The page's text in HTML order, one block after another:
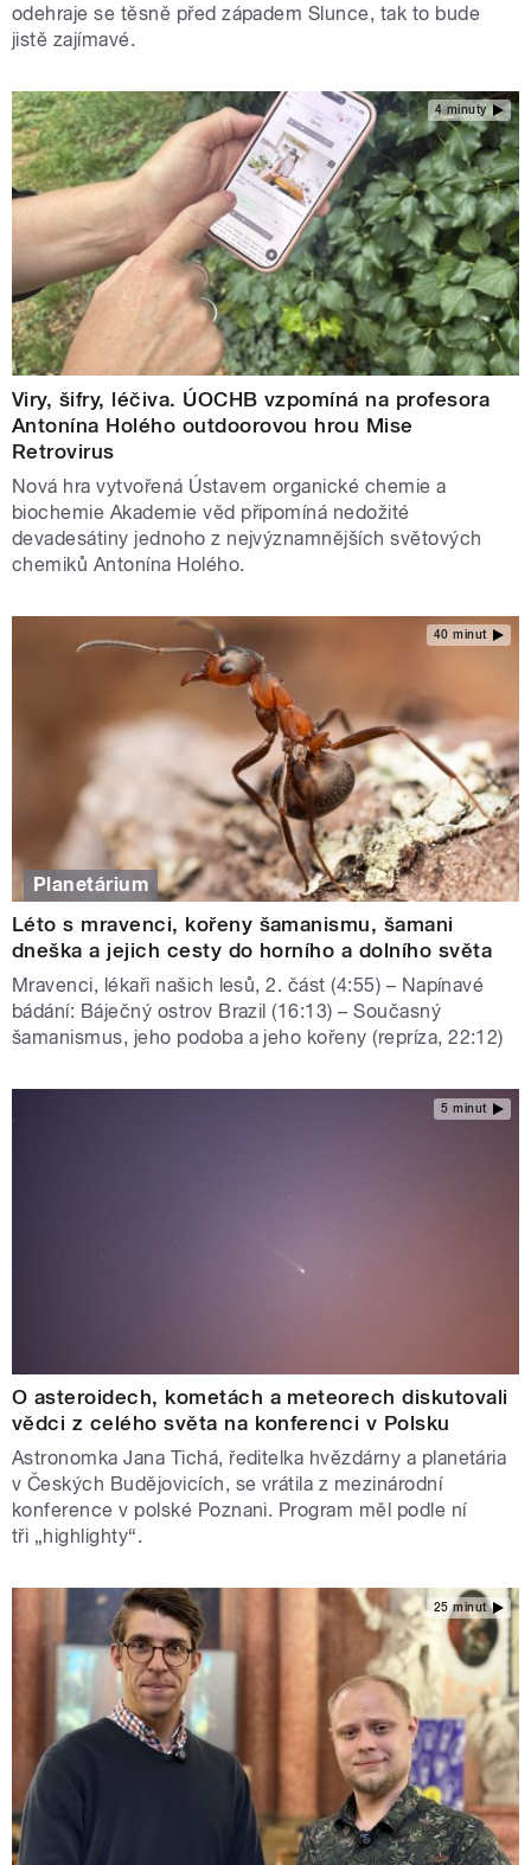
odehraje se těsně před západem Slunce, tak to bude
jistě zajímavé.
4 minuty
Viry, šifry, léčiva. ÚOCHB vzpomíná na profesora
Antonína Holého outdoorovou hrou Mise
Retrovirus
Nová hra vytvořená Ústavem organické chemie a
biochemie Akademie věd připomíná nedožité
devadesátiny jednoho z nejvýznamnějších světových
chemiků Antonína Holého.
40 minut
Planetárium
Léto s mravenci, kořeny šamanismu, šamani
dneška a jejich cesty do horního a dolního světa
Mravenci, lékaři našich lesů, 2. část (4:55) – Napínavé
bádání: Báječný ostrov Brazil (16:13) – Současný
šamanismus, jeho podoba a jeho kořeny (repríza, 22:12)
5 minut
O asteroidech, kometách a meteorech diskutovali
vědci z celého světa na konferenci v Polsku
Astronomka Jana Tichá, ředitelka hvězdárny a planetária
v Českých Budějovicích, se vrátila z mezinárodní
konference v polské Poznani. Program měl podle ní
tři „highlighty“.
25 minut